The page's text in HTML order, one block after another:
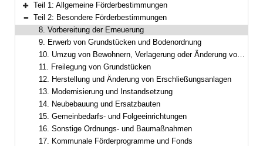
Bereich erweitern
Teil 1: Allgemeine Förderbestimmungen
Bereich reduzieren
Teil 2: Besondere Förderbestimmungen
8. Vorbereitung der Erneuerung
9. Erwerb von Grundstücken und Bodenordnung
10. Umzug von Bewohnern, Verlagerung oder Änderung von Betrieben
11. Freilegung von Grundstücken
12. Herstellung und Änderung von Erschließungsanlagen
13. Modernisierung und Instandsetzung
14. Neubebauung und Ersatzbauten
15. Gemeinbedarfs- und Folgeeinrichtungen
16. Sonstige Ordnungs- und Baumaßnahmen
17. Kommunale Förderprogramme und Fonds